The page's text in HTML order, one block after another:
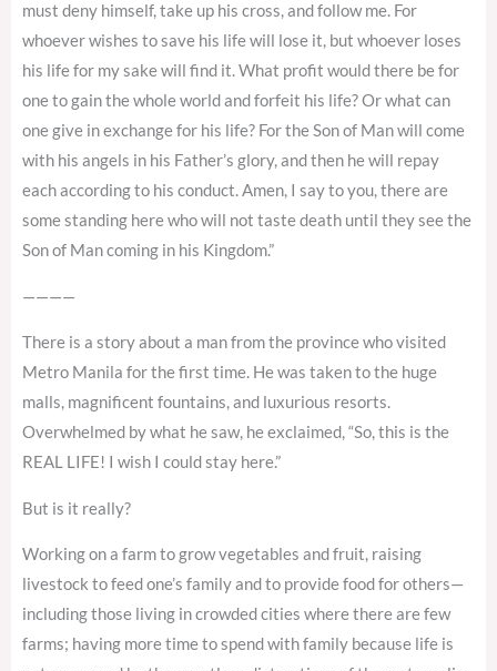
must deny himself, take up his cross, and follow me. For
whoever wishes to save his life will lose it, but whoever loses
his life for my sake will find it. What profit would there be for
one to gain the whole world and forfeit his life? Or what can
one give in exchange for his life? For the Son of Man will come
with his angels in his Father’s glory, and then he will repay
each according to his conduct. Amen, I say to you, there are
some standing here who will not taste death until they see the
Son of Man coming in his Kingdom.”
————
There is a story about a man from the province who visited
Metro Manila for the first time. He was taken to the huge
malls, magnificent fountains, and luxurious resorts.
Overwhelmed by what he saw, he exclaimed, “So, this is the
REAL LIFE! I wish I could stay here.”
But is it really?
Working on a farm to grow vegetables and fruit, raising
livestock to feed one’s family and to provide food for others—
including those living in crowded cities where there are few
farms; having more time to spend with family because life is